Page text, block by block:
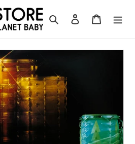
検索 ログインカート